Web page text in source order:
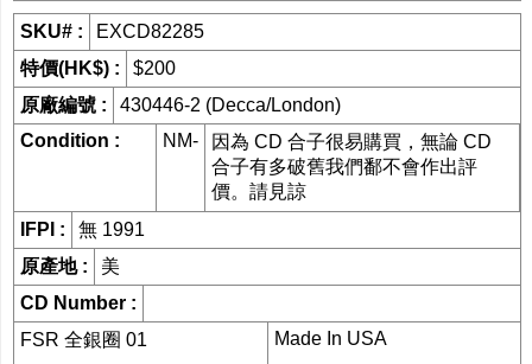
清貨
清貨發燒零件
網購/發貨付運
聯糸我們
SKU# :
EXCD82285
特價(HK$) :
$200
原廠編號 :
430446-2 (Decca/London)
Condition :
NM-
因為 CD 合子很易購買，無論 CD
合子有多破舊我們鄱不會作出評
價。請見諒
IFPI :
無 1991
原產地 :
美
CD Number :
FSR 全銀圈 01
Made In USA